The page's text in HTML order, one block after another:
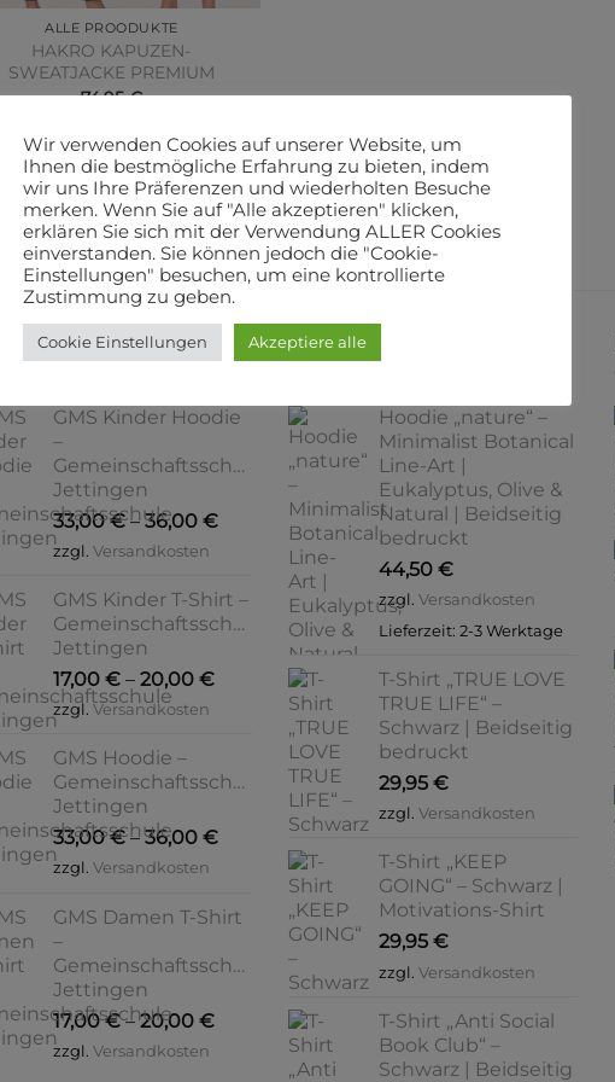
ALLE PROODUKTE
HAKRO KAPUZEN-
SWEATJACKE PREMIUM
74,95€
AUSFÜHRUNG WÄHLEN
Dieses
Produkt
weist
mehrere
Varianten
auf.
Die
Optionen
auf
Produktseite
gewählt
werden
Versandkosten
GMS Kinder Hoodie
–
Gemeinschaftsschule
Jettingen
33,00€–36,00 €
zzgl. Versandkosten
GMS Kinder T-Shirt –
Gemeinschaftsschule
Jettingen
17,00 € – 20,00 €
zzgl. Versandkosten
GMS Hoodie –
Gemeinschaftsschule
Jettingen
33,00€–36,00 €
zzgl. Versandkosten
GMS Damen T-Shirt
–
Gemeinschaftsschule
Jettingen
17,00€–20,00 €
zzgl. Versandkosten
VORGESTELLT
Hoodie „nature“ –
Minimalist Botanical
Line-Art |
Eukalyptus, Olive &
Natural | Beidseitig
bedruckt
44,50 €
zzgl. Versandkosten
Lieferzeit: 2-3 Werktage
T-Shirt „TRUE LOVE
TRUE LIFE“ –
Schwarz | Beidseitig
bedruckt
29,95 €
zzgl. Versandkosten
T-Shirt „KEEP
GOING“ – Schwarz |
Motivations-Shirt
29,95 €
zzgl. Versandkosten
T-Shirt „Anti Social
Book Club“ –
Schwarz | Beidseitig
Wir verwenden Cookies auf unserer Website, um
Ihnen die bestmögliche Erfahrung zu bieten, indem
wir uns Ihre Präferenzen und wiederholten Besuche
merken. Wenn Sie auf "Alle akzeptieren" klicken,
erklären Sie sich mit der Verwendung ALLER Cookies
einverstanden. Sie können jedoch die "Cookie-
Einstellungen" besuchen, um eine kontrollierte
Zustimmung zu geben.
Cookie Einstellungen Akzeptiere alle